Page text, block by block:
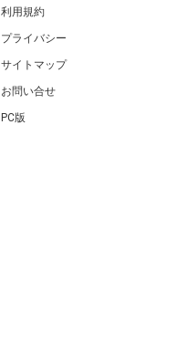
利用規約
プライバシー
サイトマップ
お問い合せ
PC版